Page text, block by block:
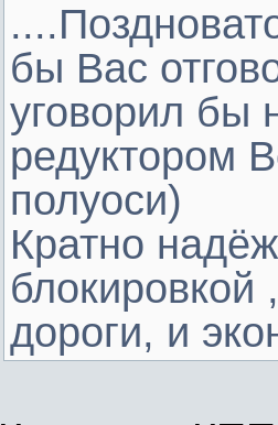
бы Вас
уговорил бы
редуктором
полуоси)
Кратно
блокировкой
дороги, и